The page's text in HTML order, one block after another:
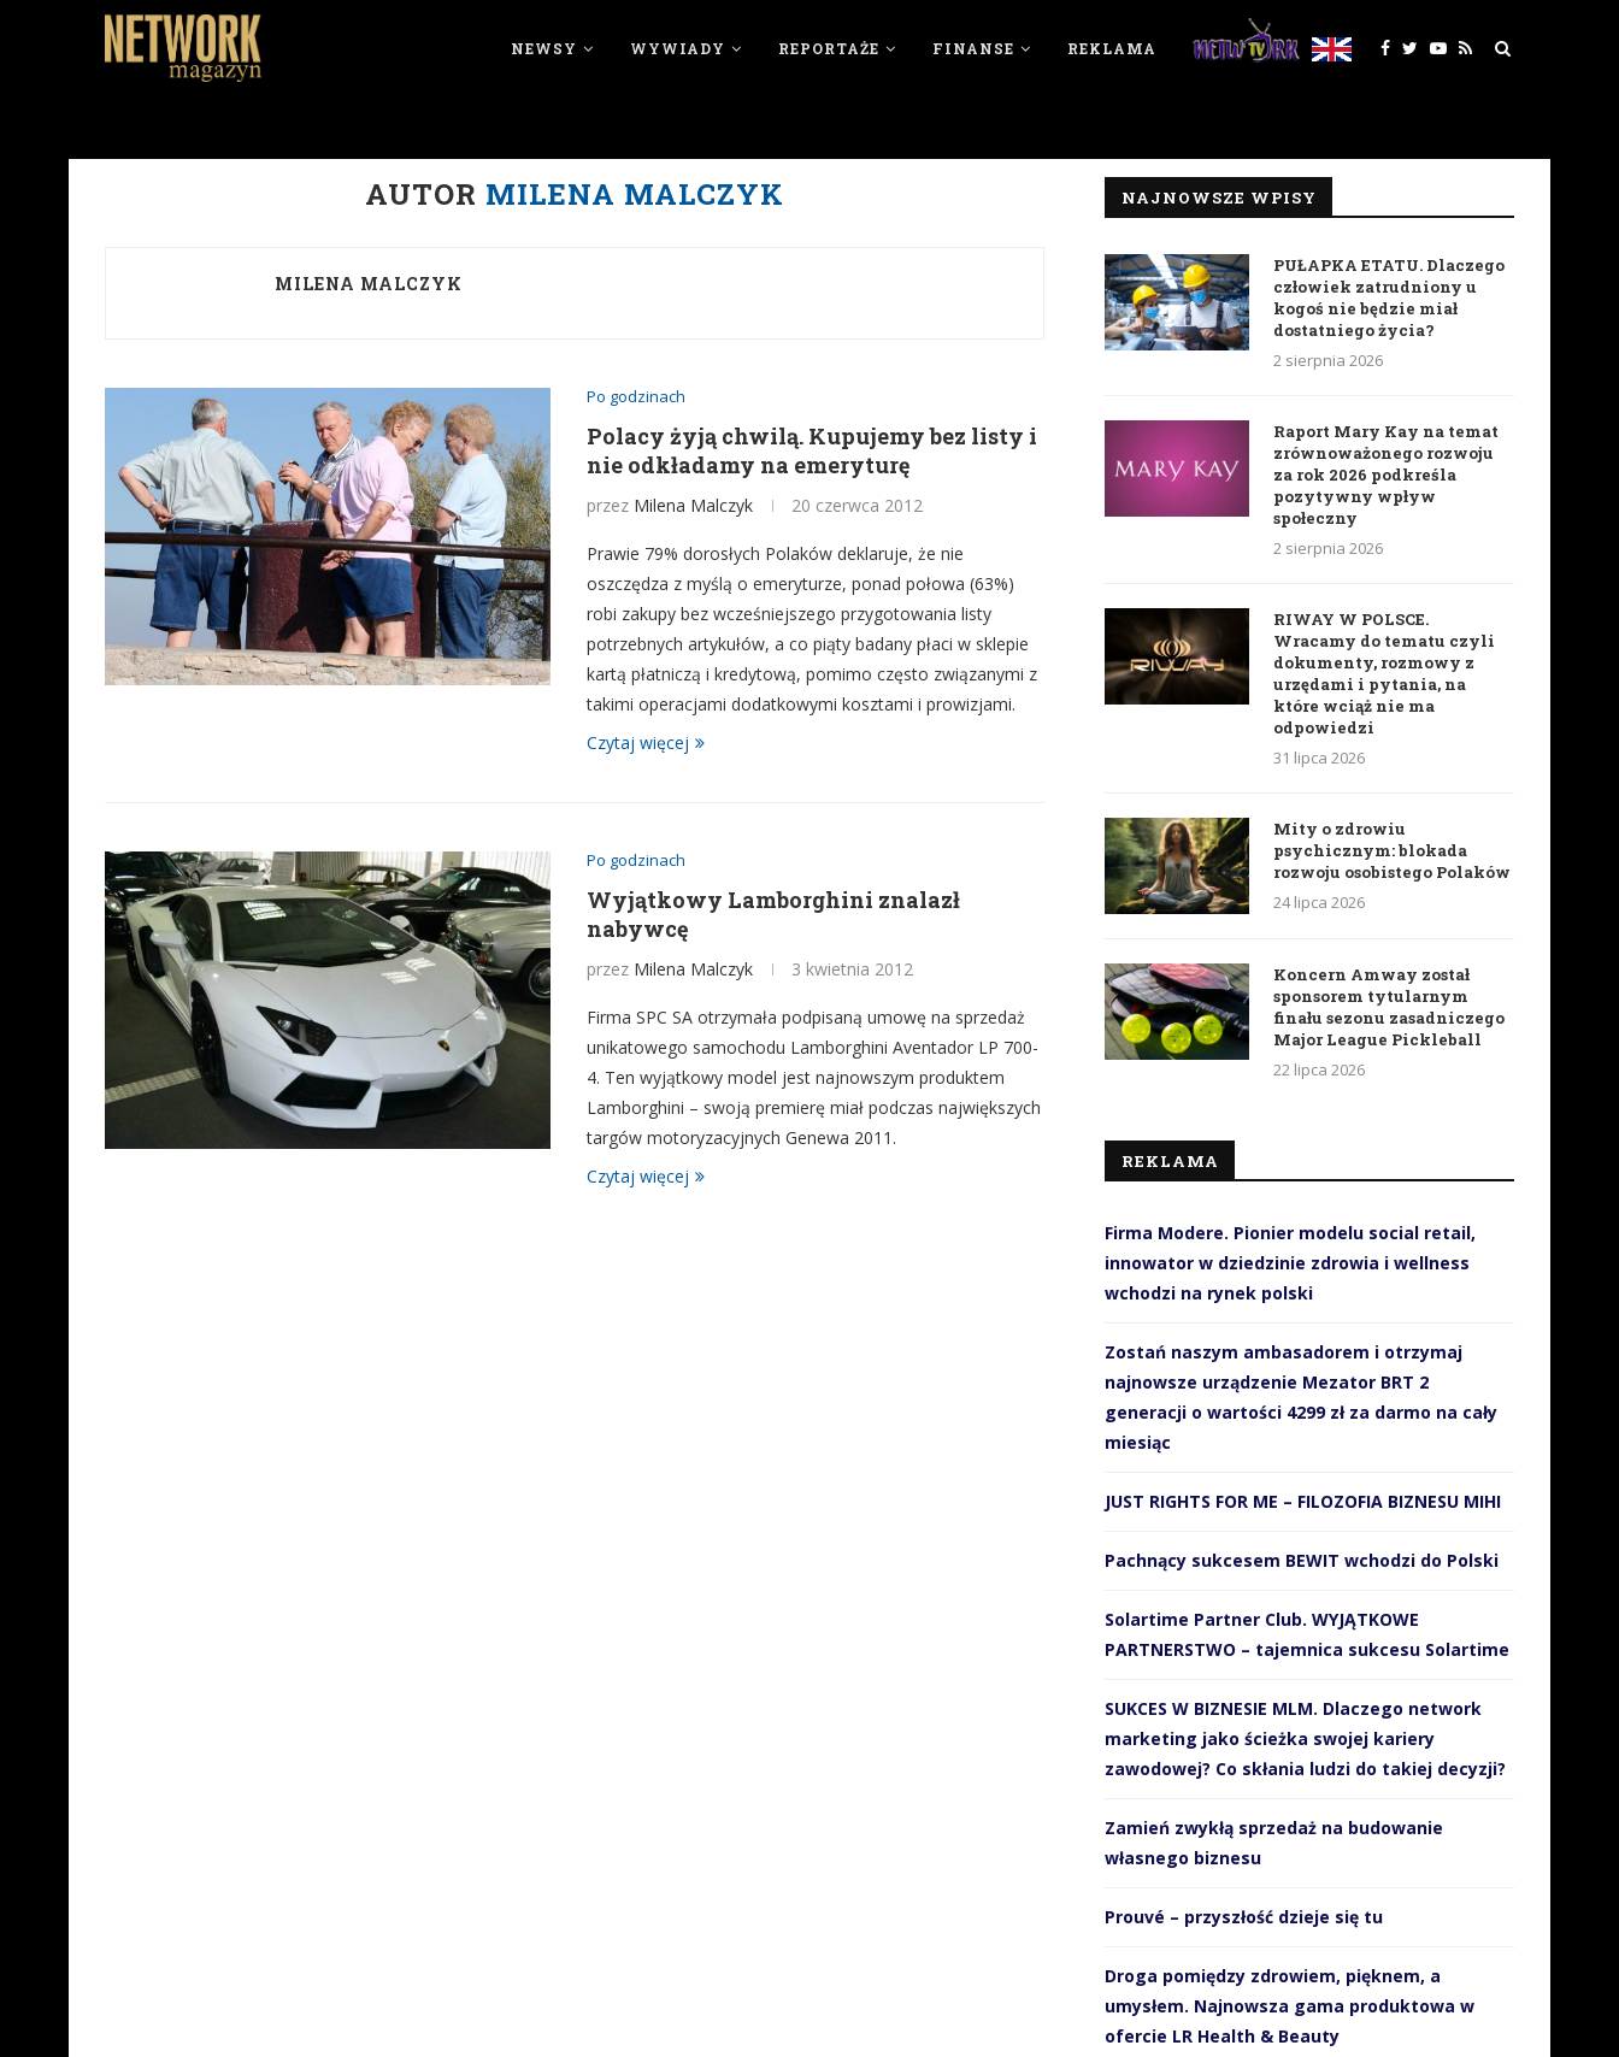
NEWSY WYWIADY REPORTAŻE FINANSE REKLAMA
AUTOR MILENA MALCZYK
MILENA MALCZYK
Po godzinach
Polacy żyją chwilą. Kupujemy bez listy i
nie odkładamy na emeryturę
przez Milena Malczyk 20 czerwca 2012
Prawie 79% dorosłych Polaków deklaruje, że nie
oszczędza z myślą o emeryturze, ponad połowa (63%)
robi zakupy bez wcześniejszego przygotowania listy
potrzebnych artykułów, a co piąty badany płaci w sklepie
kartą płatniczą i kredytową, pomimo często związanymi z
takimi operacjami dodatkowymi kosztami i prowizjami.
Czytaj więcej
Po godzinach
Wyjątkowy Lamborghini znalazł
nabywcę
przez Milena Malczyk 3 kwietnia 2012
Firma SPC SA otrzymała podpisaną umowę na sprzedaż
unikatowego samochodu Lamborghini Aventador LP 700-
4. Ten wyjątkowy model jest najnowszym produktem
Lamborghini – swoją premierę miał podczas największych
targów motoryzacyjnych Genewa 2011.
Czytaj więcej
NAJNOWSZE WPISY
PUŁAPKA ETATU. Dlaczego
człowiek zatrudniony u
kogoś nie będzie miał
dostatniego życia?
2 sierpnia 2026
Raport Mary Kay na temat
zrównoważonego rozwoju
za rok 2026 podkreśla
pozytywny wpływ
społeczny
2 sierpnia 2026
RIWAY W POLSCE.
Wracamy do tematu czyli
dokumenty, rozmowy z
urzędami i pytania, na
które wciąż nie ma
odpowiedzi
31 lipca 2026
Mity o zdrowiu
psychicznym: blokada
rozwoju osobistego Polaków
24 lipca 2026
Koncern Amway został
sponsorem tytularnym
finału sezonu zasadniczego
Major League Pickleball
22 lipca 2026
REKLAMA
Firma Modere. Pionier modelu social retail,
innowator w dziedzinie zdrowia i wellness
wchodzi na rynek polski
Zostań naszym ambasadorem i otrzymaj
najnowsze urządzenie Mezator BRT 2
generacji o wartości 4299 zł za darmo na cały
miesiąc
JUST RIGHTS FOR ME – FILOZOFIA BIZNESU MIHI
Pachnący sukcesem BEWIT wchodzi do Polski
Solartime Partner Club. WYJĄTKOWE
PARTNERSTWO – tajemnica sukcesu Solartime
SUKCES W BIZNESIE MLM. Dlaczego network
marketing jako ścieżka swojej kariery
zawodowej? Co skłania ludzi do takiej decyzji?
Zamień zwykłą sprzedaż na budowanie
własnego biznesu
Prouvé – przyszłość dzieje się tu
Droga pomiędzy zdrowiem, pięknem, a
umysłem. Najnowsza gama produktowa w
ofercie LR Health & Beauty